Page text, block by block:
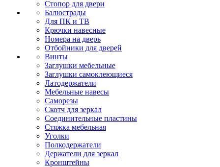
Стопор для двери
Балюстрады
Для ПК и ТВ
Крючки навесные
Номера на дверь
Отбойники для дверей
Винты
Заглушки мебельные
Заглушки самоклеющиеся
Латодержатели
Мебельные навесы
Саморезы
Скотч для зеркал
Соединительные пластины
Стяжка мебельная
Уголки
Полкодержатели
Держатели для зеркал
Кронштейны